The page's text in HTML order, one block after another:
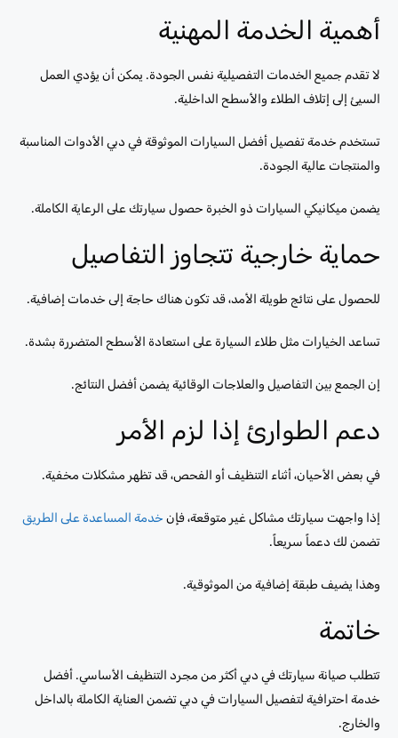
أهمية الخدمة المهنية
لا تقدم جميع الخدمات التفصيلية نفس الجودة. يمكن أن يؤدي العمل
السيئ إلى إتلاف الطلاء والأسطح الداخلية.
تستخدم خدمة تفصيل أفضل السيارات الموثوقة في دبي الأدوات المناسبة
والمنتجات عالية الجودة.
يضمن ميكانيكي السيارات ذو الخبرة حصول سيارتك على الرعاية الكاملة.
حماية خارجية تتجاوز التفاصيل
للحصول على نتائج طويلة الأمد، قد تكون هناك حاجة إلى خدمات إضافية.
تساعد الخيارات مثل طلاء السيارة على استعادة الأسطح المتضررة بشدة.
إن الجمع بين التفاصيل والعلاجات الوقائية يضمن أفضل النتائج.
دعم الطوارئ إذا لزم الأمر
في بعض الأحيان، أثناء التنظيف أو الفحص، قد تظهر مشكلات مخفية.
إذا واجهت سيارتك مشاكل غير متوقعة، فإن خدمة المساعدة على الطريق
تضمن لك دعماً سريعاً.
وهذا يضيف طبقة إضافية من الموثوقية.
خاتمة
تتطلب صيانة سيارتك في دبي أكثر من مجرد التنظيف الأساسي. أفضل
خدمة احترافية لتفصيل السيارات في دبي تضمن العناية الكاملة بالداخل
والخارج.